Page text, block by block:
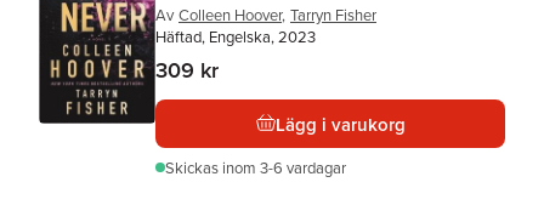
Av Colleen Hoover, Tarryn Fisher
Häftad, Engelska, 2023
309 kr
Lägg i varukorg
Skickas inom 3-6 vardagar